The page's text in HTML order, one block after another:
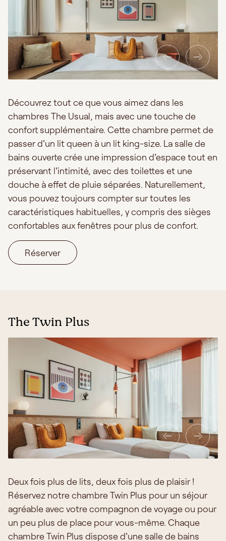
Découvrez tout ce que vous aimez dans les
chambres The Usual, mais avec une touche de
confort supplémentaire. Cette chambre permet de
passer d'un lit queen à un lit king-size. La salle de
bains ouverte crée une impression d'espace tout en
préservant l'intimité, avec des toilettes et une
douche à effet de pluie séparées. Naturellement,
vous pouvez toujours compter sur toutes les
caractéristiques habituelles, y compris des sièges
confortables aux fenêtres pour plus de confort.
Réserver
The Twin Plus
Deux fois plus de lits, deux fois plus de plaisir !
Réservez notre chambre Twin Plus pour un séjour
agréable avec votre compagnon de voyage ou pour
un peu plus de place pour vous-même. Chaque
chambre Twin Plus dispose d'une salle de bains